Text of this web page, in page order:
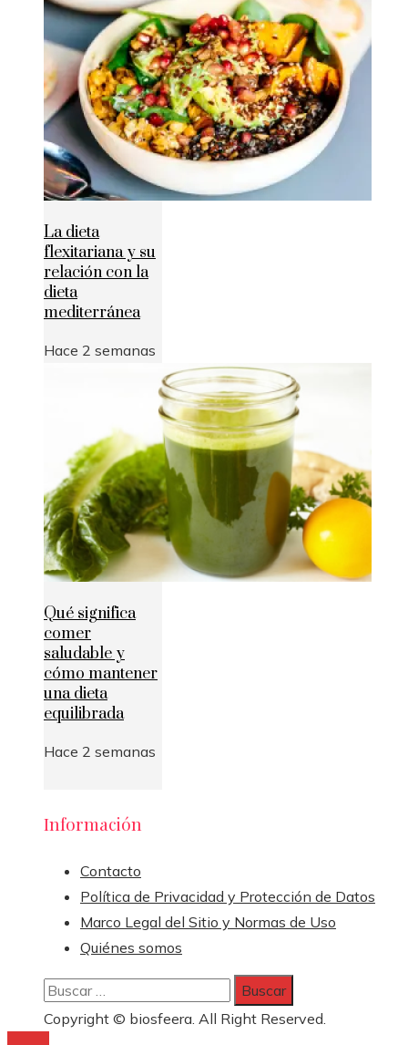
La dieta
flexitariana y su
relación con la
dieta
mediterránea
Hace 2 semanas
Qué significa
comer
saludable y
cómo mantener
una dieta
equilibrada
Hace 2 semanas
Información
Contacto
Política de Privacidad y Protección de Datos
Marco Legal del Sitio y Normas de Uso
Quiénes somos
Buscar:
Copyright © biosfeera. All Right Reserved.